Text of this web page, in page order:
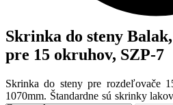
Skrinka do steny Balak,
pre 15 okruhov, SZP-7
Skrinka do steny pre rozdeľovače
1070mm. Štandardne sú skrinky